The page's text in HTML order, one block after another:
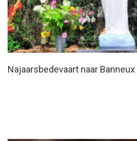
Najaarsbedevaart naar Banneux